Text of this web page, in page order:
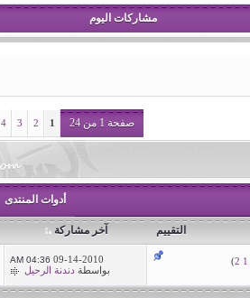
مشاركات اليوم
صفحة 1 من 24 1
2
3
4
أدوات المنتدى
التقييم آخر مشاركة
1
2
)
09-14-2010
04:36 AM
بواسطة دندنة الرحيل